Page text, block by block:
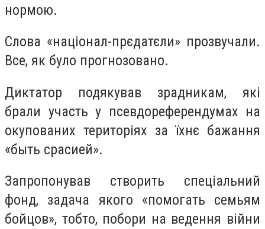
нормою.
Слова «націонал-прєдатєли» прозвучали.
Все, як було прогнозовано.
Диктатор подякував зрадникам, які
брали участь у псевдореферендумах на
окупованих територіях за їхнє бажання
«быть срасией».
Запропонував створить спеціальний
фонд, задача якого «помогать семьям
бойцов», тобто, побори на ведення війни